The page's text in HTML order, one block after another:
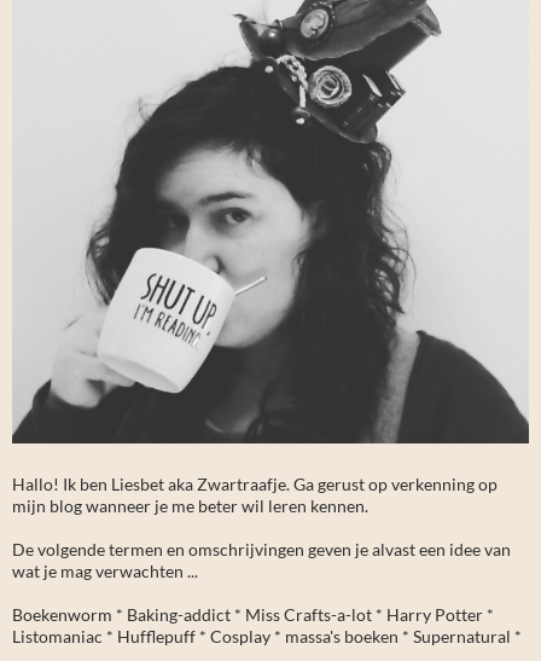
Hallo! Ik ben Liesbet aka Zwartraafje. Ga gerust op verkenning op
mijn blog wanneer je me beter wil leren kennen.
De volgende termen en omschrijvingen geven je alvast een idee van
wat je mag verwachten ...
Boekenworm * Baking-addict * Miss Crafts-a-lot * Harry Potter *
Listomaniac * Hufflepuff * Cosplay * massa's boeken * Supernatural *